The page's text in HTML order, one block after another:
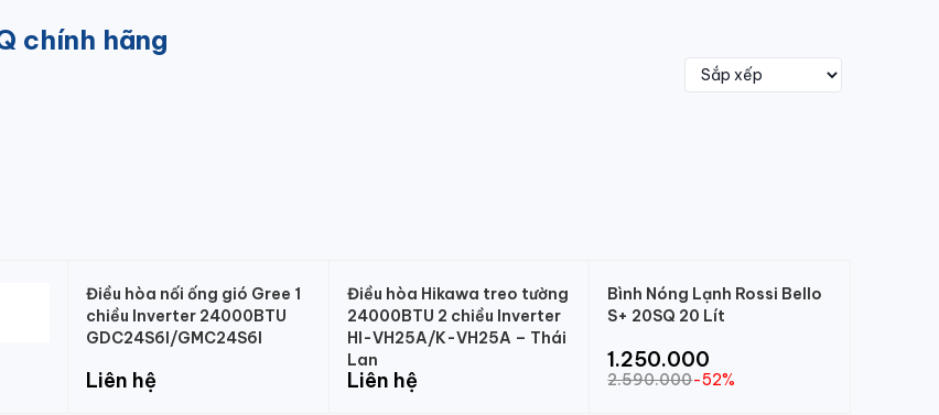
chính hãng
Điều hòa nối ống gió Gree 1
chiều Inverter 24000BTU
GDC24S6I/GMC24S6I
Liên hệ
Điều hòa Hikawa treo tường
24000BTU 2 chiều Inverter
HI-VH25A/K-VH25A – Thái
Lan
Liên hệ
Bình Nóng Lạnh Rossi Bello
S+ 20SQ 20 Lít
1.250.000
2.590.000-52%